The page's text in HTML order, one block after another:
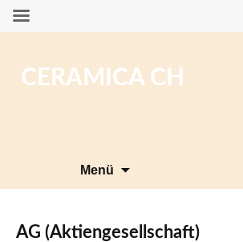
CERAMICA CH
Menü
AG (Aktiengesellschaft)